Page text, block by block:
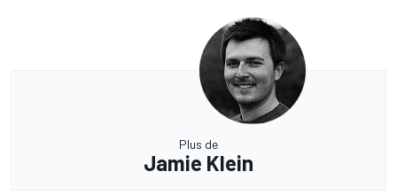
Plus de
Jamie Klein